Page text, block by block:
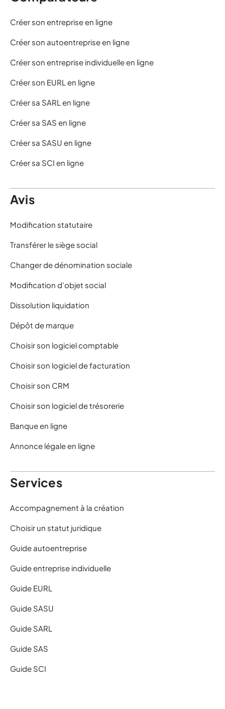
Créer son entreprise en ligne
Créer son autoentreprise en ligne
Créer son entreprise individuelle en ligne
Créer son EURL en ligne
Créer sa SARL en ligne
Créer sa SAS en ligne
Créer sa SASU en ligne
Créer sa SCI en ligne
Avis
Modification statutaire
Transférer le siège social
Changer de dénomination sociale
Modification d’objet social
Dissolution liquidation
Dépôt de marque
Choisir son logiciel comptable
Choisir son logiciel de facturation
Choisir son CRM
Choisir son logiciel de trésorerie
Banque en ligne
Annonce légale en ligne
Services
Accompagnement à la création
Choisir un statut juridique
Guide autoentreprise
Guide entreprise individuelle
Guide EURL
Guide SASU
Guide SARL
Guide SAS
Guide SCI